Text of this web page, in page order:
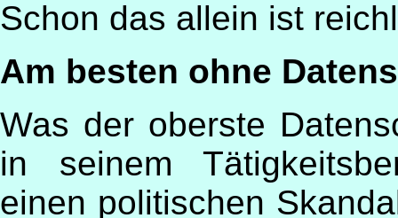
Schon das allein ist
Am besten ohne
Was der oberste
in seinem
einen politischen